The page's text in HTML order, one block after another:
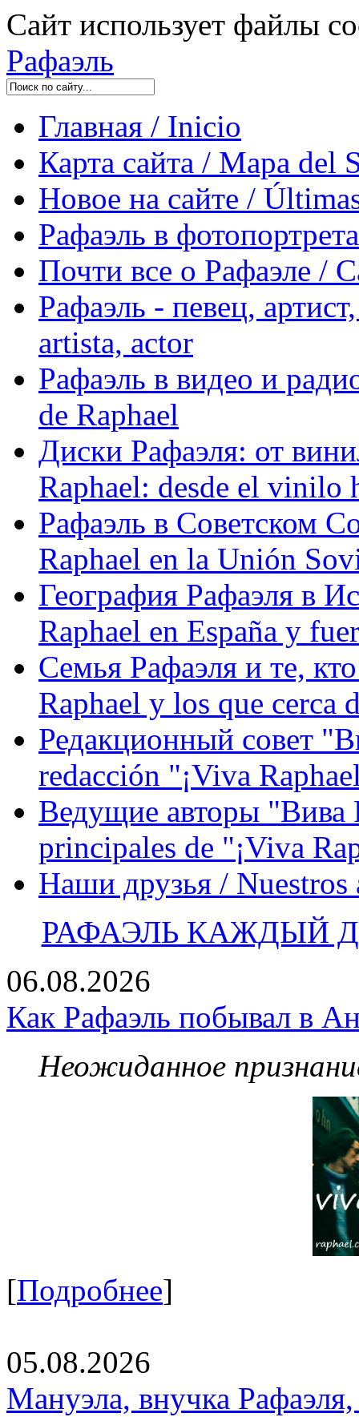
Сайт использует файлы
Рафаэль
Главная / Inicio
Карта сайта / Mapa del
Новое на сайте /
Рафаэль в
Почти все о Рафаэле /
Рафаэль - певец,
artista, actor
Рафаэль в видео и
de Raphael
Диски Рафаэля: от
Raphael: desde el vinilo
Рафаэль в Советском
Raphael en la Unión
География Рафаэля в
Raphael en España y
Семья Рафаэля и те,
Raphael y los que cerca
Редакционный совет
redacción "¡Viva
Ведущие авторы "Вива
principales de "¡Viva
Наши друзья / Nuestros
РАФАЭЛЬ КАЖДЫЙ
06.08.2026
Как Рафаэль побывал в
Неожиданное
[Подробнее]
05.08.2026
Мануэла, внучка